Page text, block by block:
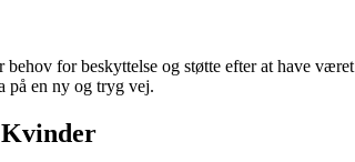
for beskyttelse og støtte efter at have
på en ny og tryg vej.